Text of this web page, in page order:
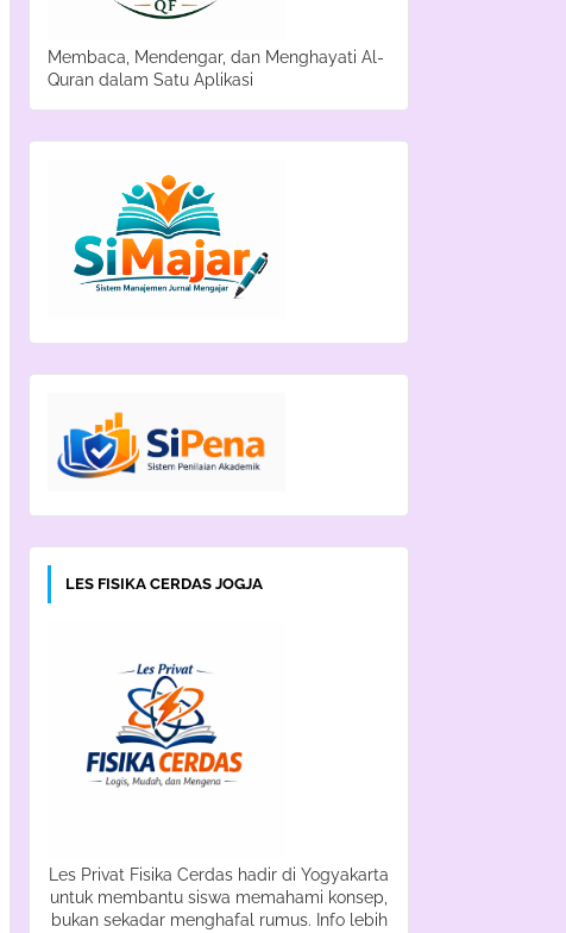
Membaca, Mendengar, dan Menghayati Al-
Quran dalam Satu Aplikasi
LES FISIKA CERDAS JOGJA
Les Privat Fisika Cerdas hadir di Yogyakarta
untuk membantu siswa memahami konsep,
bukan sekadar menghafal rumus. Info lebih